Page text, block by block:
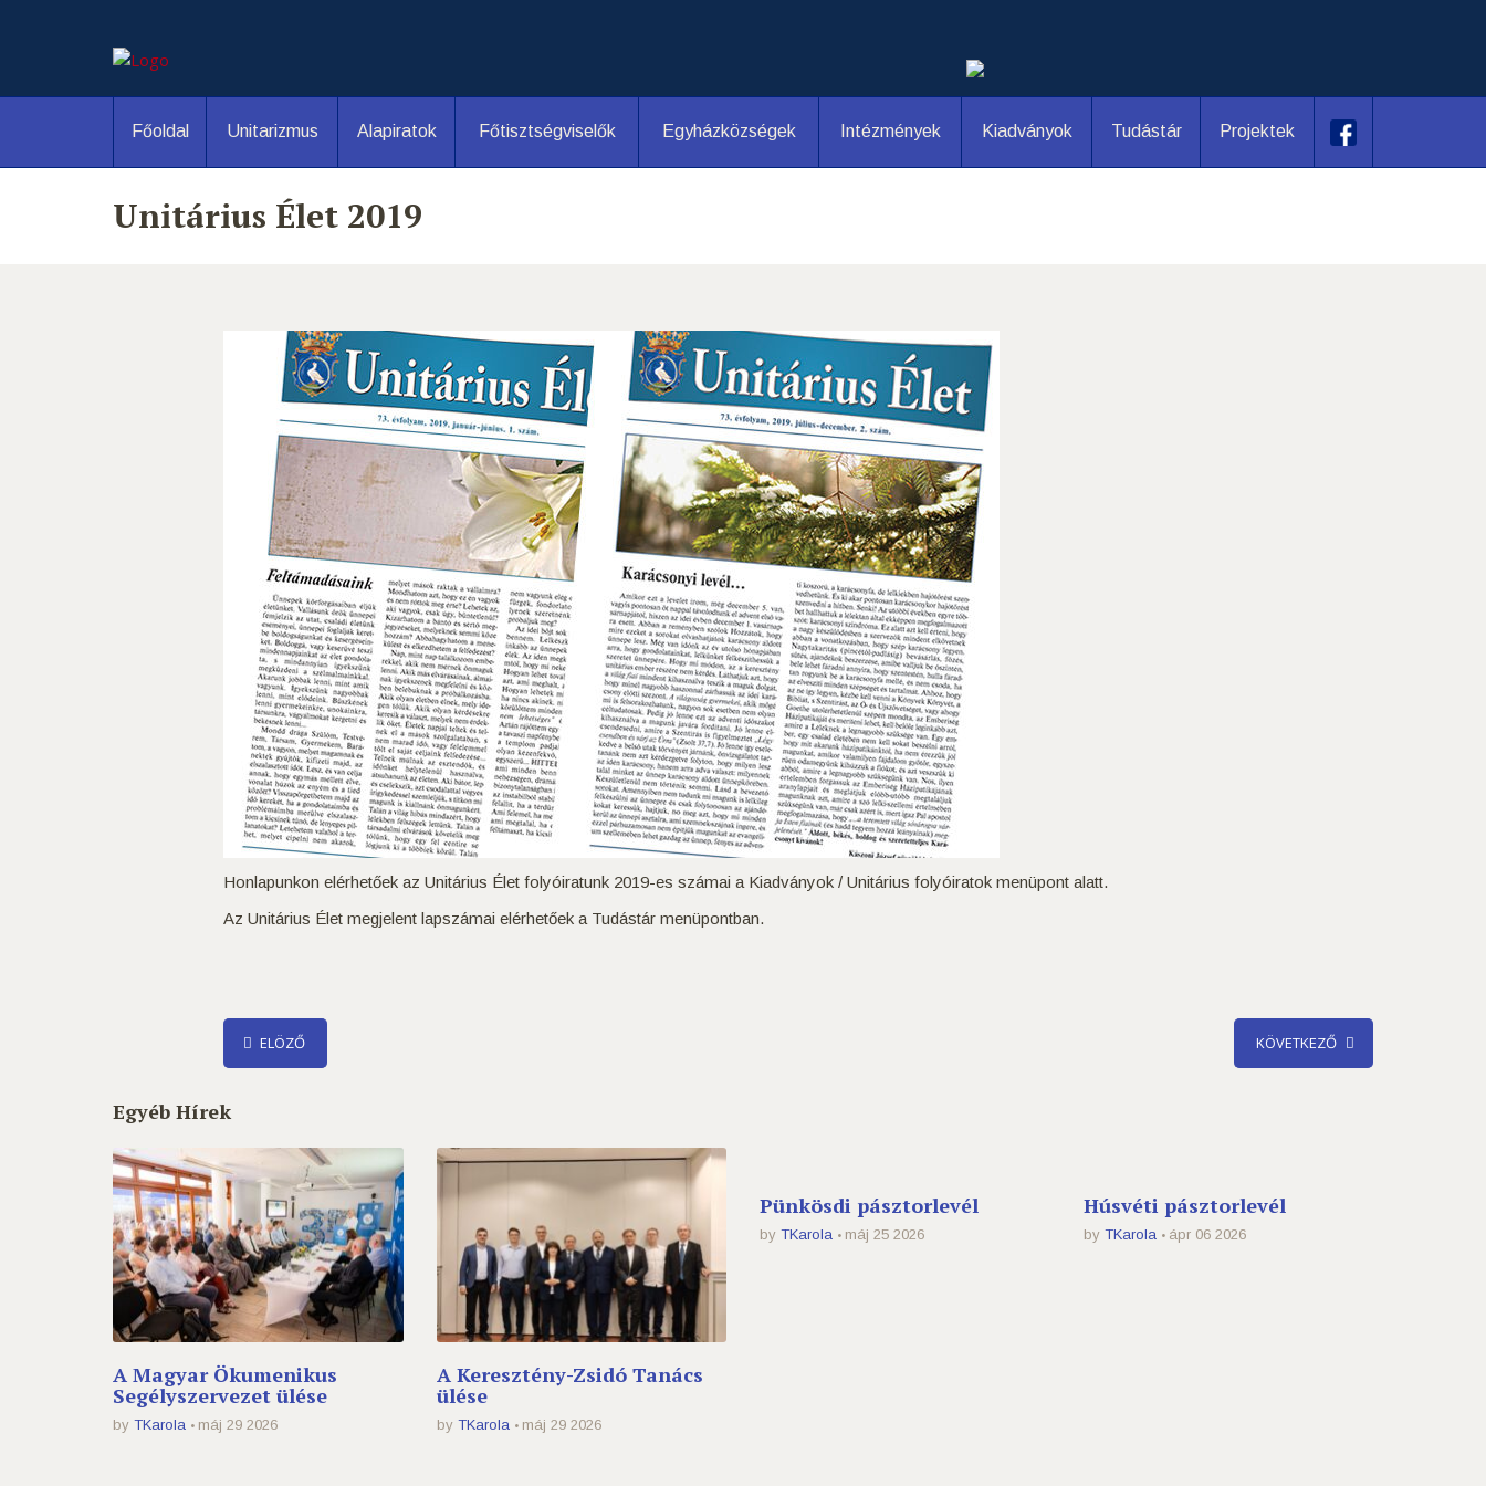
Főoldal Unitarizmus Alapiratok Főtisztségviselők Egyházközségek Intézmények Kiadványok Tudástár Projektek
Unitárius Élet 2019
Honlapunkon elérhetőek az Unitárius Élet folyóiratunk 2019-es számai a Kiadványok / Unitárius folyóiratok menüpont alatt.
Az Unitárius Élet megjelent lapszámai elérhetőek a Tudástár menüpontban.
ELÖZŐ KÖVETKEZŐ
Egyéb Hírek
A Magyar Ökumenikus
Segélyszervezet ülése
by TKarola máj 29 2026
A Keresztény-Zsidó Tanács
ülése
by TKarola máj 29 2026
Pünkösdi pásztorlevél
by TKarola máj 25 2026
Húsvéti pásztorlevél
by TKarola ápr 06 2026